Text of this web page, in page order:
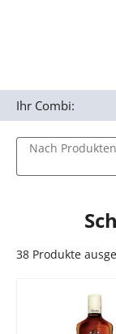
Zur Navigation
Nach
Ihr Combi:
38 Produkte